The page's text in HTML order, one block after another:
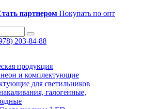
партнером Покупать по опт
203-84-88
продукция
и комплектующие
для светильников
галогенные,